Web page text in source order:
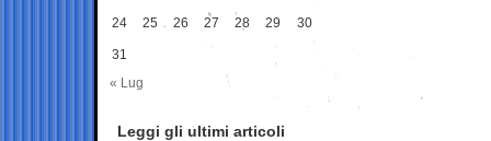
24 25 26 27 28 29 30
31
« Lug
Leggi gli ultimi articoli